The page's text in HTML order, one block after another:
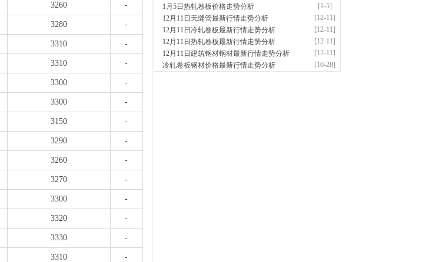
3260 -
3280 -
3310 -
3310 -
3300 -
3300 -
3150 -
3290 -
3260 -
3270 -
3300 -
3320 -
3330 -
3310 -
河南省智帅实业有限公司
现货供应：特厚钢板|耐磨钢|容器板|
12分钟前已更新资源1042条 联系方式
玖隆晟钢管制造有限公司
现货供应：无缝管|合金管|圆钢|精密光亮管|马氏体..
59分钟前已更新资源419条 联系方式
1月5日热轧卷板价格走势分析
[1-5]
12月11日无缝管最新行情走势分析
[12-11]
12月11日冷轧卷板最新行情走势分析
[12-11]
12月11日热轧卷板最新行情走势分析
[12-11]
12月11日建筑钢材钢材最新行情走势分析
[12-11]
冷轧卷板钢材价格最新行情走势分析
[10-28]